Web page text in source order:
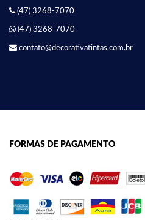
(47) 3268-7070
(47) 3268-7070
contato@decorativatintas.com.br
FORMAS DE PAGAMENTO